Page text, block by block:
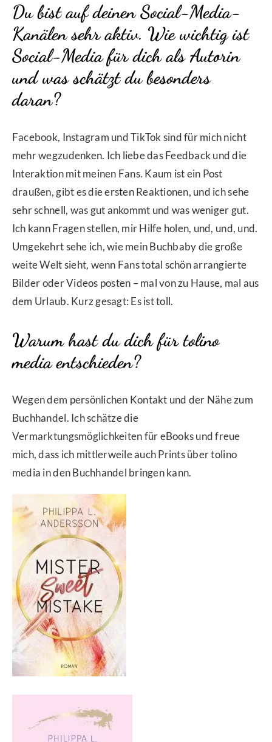
Du bist auf deinen Social-Media-
Kanälen sehr aktiv. Wie wichtig ist
Social-Media für dich als Autorin
und was schätzt du besonders
daran?
Facebook, Instagram und TikTok sind für mich nicht
mehr wegzudenken. Ich liebe das Feedback und die
Interaktion mit meinen Fans. Kaum ist ein Post
draußen, gibt es die ersten Reaktionen, und ich sehe
sehr schnell, was gut ankommt und was weniger gut.
Ich kann Fragen stellen, mir Hilfe holen, und, und, und.
Umgekehrt sehe ich, wie mein Buchbaby die große
weite Welt sieht, wenn Fans total schön arrangierte
Bilder oder Videos posten – mal von zu Hause, mal aus
dem Urlaub. Kurz gesagt: Es ist toll.
Warum hast du dich für tolino
media entschieden?
Wegen dem persönlichen Kontakt und der Nähe zum
Buchhandel. Ich schätze die
Vermarktungsmöglichkeiten für eBooks und freue
mich, dass ich mittlerweile auch Prints über tolino
media in den Buchhandel bringen kann.